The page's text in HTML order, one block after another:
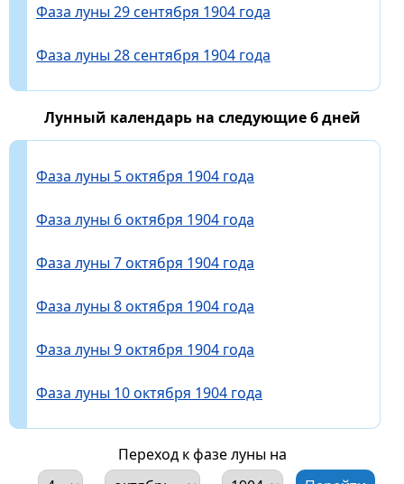
Фаза луны 29 сентября 1904 года
Фаза луны 28 сентября 1904 года
Лунный календарь на следующие 6 дней
Фаза луны 5 октября 1904 года
Фаза луны 6 октября 1904 года
Фаза луны 7 октября 1904 года
Фаза луны 8 октября 1904 года
Фаза луны 9 октября 1904 года
Фаза луны 10 октября 1904 года
Переход к фазе луны на